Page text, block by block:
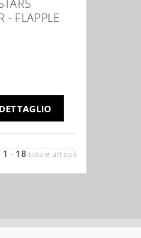
- FLAPPLE
DETTAGLIO
1 - 18 totale articoli